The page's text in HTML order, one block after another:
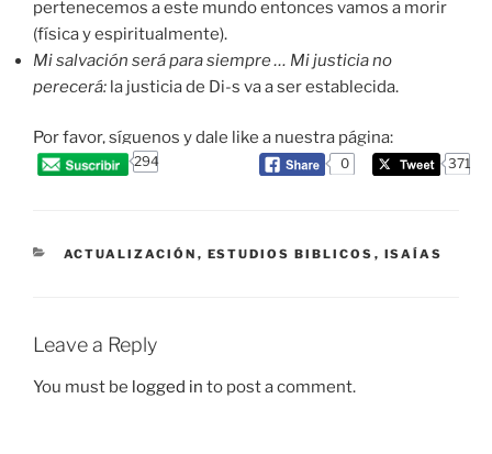
pertenecemos a este mundo entonces vamos a morir
(física y espiritualmente).
Misalvación será para siempre… Mi justicia no
perecerá: la justicia de Di-s va a ser establecida.
Por favor, síguenos y dale like a nuestra página:
294 0 371
CATEGORIES
ACTUALIZACIÓN , ESTUDIOS BIBLICOS , ISAÍAS
Leave a Reply
You must be logged in to post a comment.